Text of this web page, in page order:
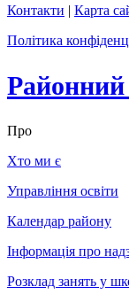
Контакти | Карта
Політика
Районний
Про
Хто ми є
Управління освіти
Календар району
Інформація про
Розклад занять у